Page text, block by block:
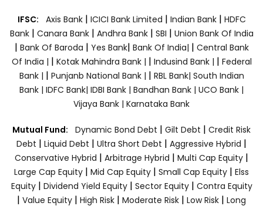
IFSC: Axis Bank | ICICI Bank Limited | Indian Bank | HDFC
Bank| Canara Bank | Andhra Bank| SBI | Union Bank Of India
| Bank Of Baroda | Yes Bank| Bank Of India| | Central Bank
Of India | | Kotak Mahindra Bank | | Indusind Bank | | Federal
Bank | | Punjanb National Bank | | RBL Bank| South Indian
Bank | IDFC Bank| IDBI Bank | Bandhan Bank | UCO Bank |
Vijaya Bank | Karnataka Bank
Mutual Fund: Dynamic Bond Debt | Gilt Debt | Credit Risk
Debt | Liquid Debt | Ultra Short Debt | Aggressive Hybrid |
Conservative Hybrid | Arbitrage Hybrid | Multi Cap Equity |
Large Cap Equity | Mid Cap Equity | Small Cap Equity | Elss
Equity| Dividend Yield Equity| Sector Equity | Contra Equity
| Value Equity | High Risk | Moderate Risk | Low Risk | Long